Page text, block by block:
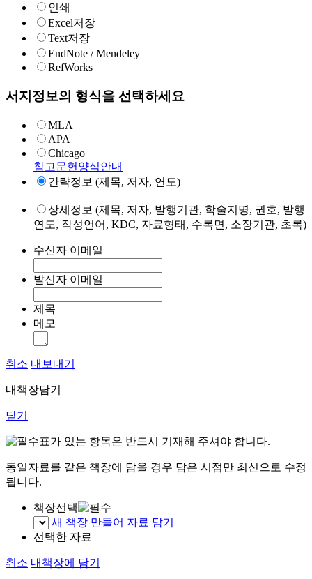
인쇄
Excel저장
Text저장
EndNote / Mendeley
RefWorks
서지정보의 형식을 선택하세요
MLA
APA
Chicago
참고문헌양식안내
간략정보 (제목, 저자, 연도)
상세정보 (제목, 저자, 발행기관, 학술지명, 권호, 발행
연도, 작성언어, KDC, 자료형태, 수록면, 소장기관, 초록)
수신자 이메일
발신자 이메일
제목
메모
취소 내보내기
내책장담기
닫기
표가 있는 항목은 반드시 기재해 주셔야 합니다.
동일자료를 같은 책장에 담을 경우 담은 시점만 최신으로 수정
됩니다.
책장선택
새 책장 만들어 자료 담기
선택한 자료
취소 내책장에 담기